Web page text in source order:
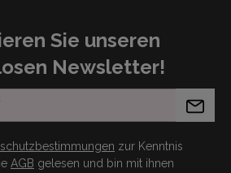
Sie unseren
Newsletter!
zur Kenntnis
AGB gelesen und bin mit ihnen